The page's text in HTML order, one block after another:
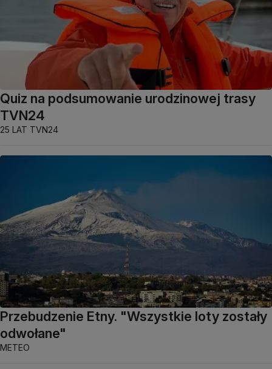
Quiz na podsumowanie urodzinowej trasy
TVN24
25 LAT TVN24
Przebudzenie Etny. "Wszystkie loty zostały
odwołane"
METEO